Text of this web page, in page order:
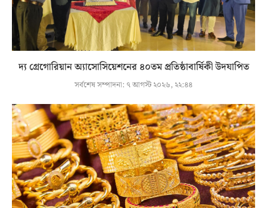
দ্য গ্রেগোরিয়ান অ্যাসোসিয়েশনের ৪০তম প্রতিষ্ঠাবার্ষিকী উদযাপিত
সর্বশেষ সম্পাদনা: ৭ আগস্ট ২০২৬, ২২:৪৪